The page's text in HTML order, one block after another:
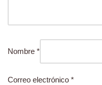
Nombre *
Correo electrónico *